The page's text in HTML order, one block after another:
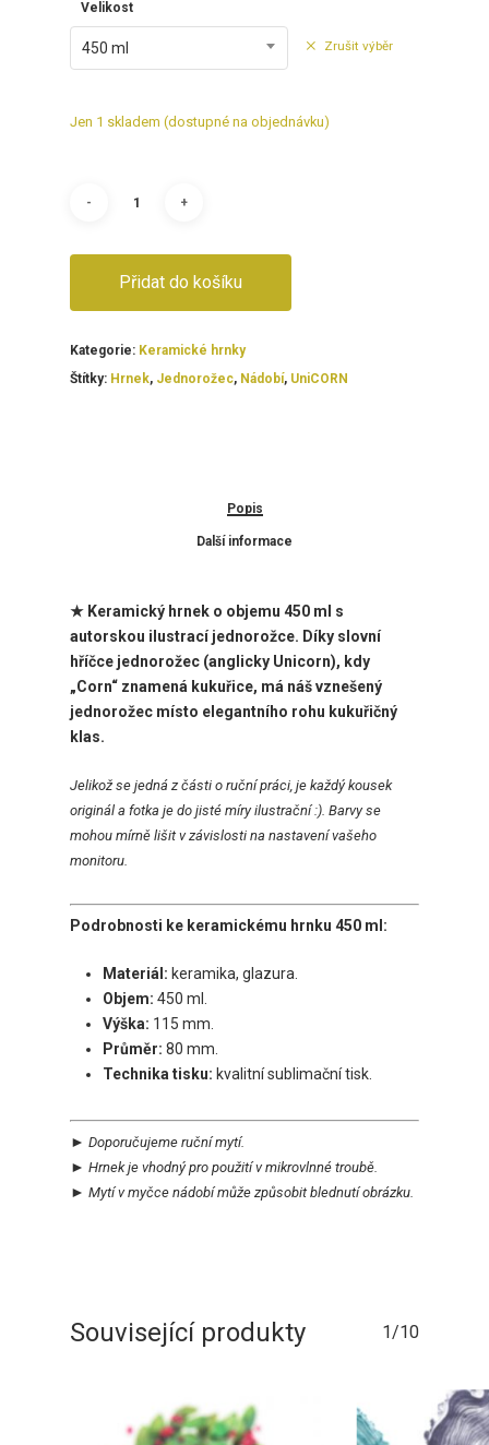
Velikost
450 ml Zrušit výběr
Jen 1 skladem (dostupné na objednávku)
Přidat do košíku
Kategorie: Keramické hrnky
Štítky: Hrnek, Jednorožec, Nádobí, UniCORN
Popis
Další informace
★ Keramický hrnek o objemu 450 ml s
autorskou ilustrací jednorožce. Díky slovní
hříčce jednorožec (anglicky Unicorn), kdy
„Corn“ znamená kukuřice, má náš vznešený
jednorožec místo elegantního rohu kukuřičný
klas.
Jelikož se jedná z části o ruční práci, je každý kousek
originál a fotka je do jisté míry ilustrační :). Barvy se
mohou mírně lišit v závislosti na nastavení vašeho
monitoru.
Podrobnosti ke keramickému hrnku 450 ml:
Materiál: keramika, glazura.
Objem: 450 ml.
Výška: 115 mm.
Průměr: 80 mm.
Technika tisku: kvalitní sublimační tisk.
► Doporučujeme ruční mytí.
► Hrnek je vhodný pro použití vmikrovlnné troubě.
► Mytí v myčce nádobí může způsobit blednutí obrázku.
Související produkty 1/10